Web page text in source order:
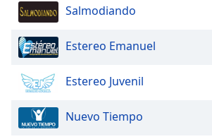
Text
Color
Opacity
Salmodiando
Estereo Emanuel
Estereo Juvenil
Nuevo Tiempo